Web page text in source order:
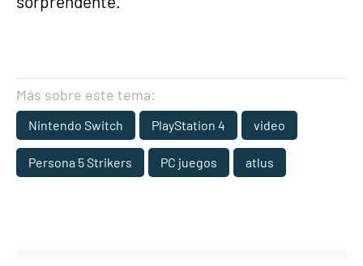
Más sobre este tema:
Nintendo Switch PlayStation 4 video
Persona 5 Strikers PC juegos atlus